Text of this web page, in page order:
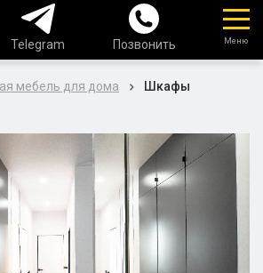
Telegram Позвонить Меню
мебель для дома
Шкафы